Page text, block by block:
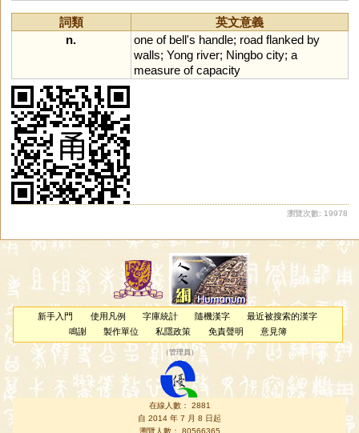
詞類
英文意義
n.
one of bell's handle; road flanked by
walls; Yong river; Ningbo city; a
measure of capacity
瀏覽次數: 19978
新手入門 使用凡例 字庫統計 隨機漢字
最近被搜索的漢字
鳴謝
製作單位 私隱政策 免責聲明 意見簿
（管理員 ）
在線人數： 2881
自 2014 年 7 月 8 日起